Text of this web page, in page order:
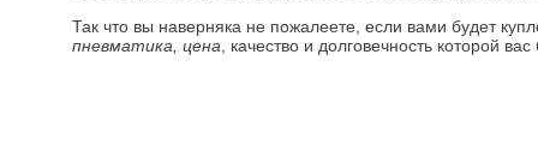
Так что вы наверняка не пожалеете, если вами будет
пневматика, цена , качество и долговечность которой